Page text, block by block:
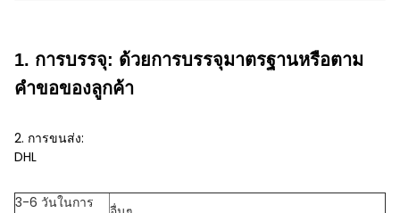
1. การบรรจุ: ด้วยการบรรจุมาตรฐานหรือตาม
คำขอของลูกค้า
2. การขนส่ง:
DHL
3-6 วันในการ